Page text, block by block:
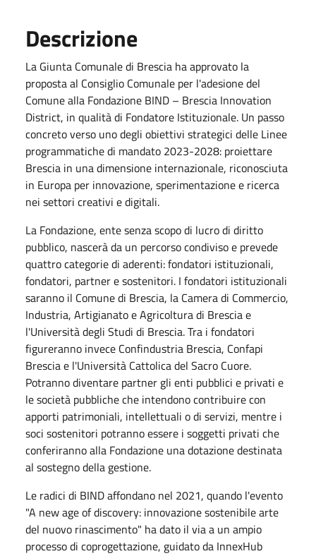
Descrizione
La Giunta Comunale di Brescia ha approvato la
proposta al Consiglio Comunale per l'adesione del
Comune alla Fondazione BIND – Brescia Innovation
District, in qualità di Fondatore Istituzionale. Un passo
concreto verso uno degli obiettivi strategici delle Linee
programmatiche di mandato 2023-2028: proiettare
Brescia in una dimensione internazionale, riconosciuta
in Europa per innovazione, sperimentazione e ricerca
nei settori creativi e digitali.
La Fondazione, ente senza scopo di lucro di diritto
pubblico, nascerà da un percorso condiviso e prevede
quattro categorie di aderenti: fondatori istituzionali,
fondatori, partner e sostenitori. I fondatori istituzionali
saranno il Comune di Brescia, la Camera di Commercio,
Industria, Artigianato e Agricoltura di Brescia e
l'Università degli Studi di Brescia. Tra i fondatori
figureranno invece Confindustria Brescia, Confapi
Brescia e l'Università Cattolica del Sacro Cuore.
Potranno diventare partner gli enti pubblici e privati e
le società pubbliche che intendono contribuire con
apporti patrimoniali, intellettuali o di servizi, mentre i
soci sostenitori potranno essere i soggetti privati che
conferiranno alla Fondazione una dotazione destinata
al sostegno della gestione.
Le radici di BIND affondano nel 2021, quando l'evento
"A new age of discovery: innovazione sostenibile arte
del nuovo rinascimento" ha dato il via a un ampio
processo di coprogettazione, guidato da InnexHub